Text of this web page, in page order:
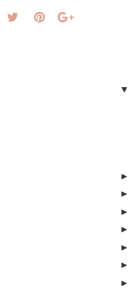
▼
►
►
►
►
►
►
►